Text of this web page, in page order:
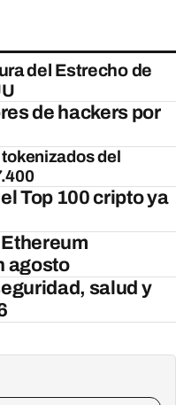
del Estrecho de
de hackers por
del
Top 100 cripto ya
agosto
salud y